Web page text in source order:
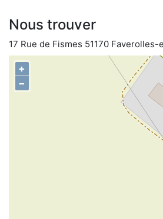
Nous trouver
17 Rue de Fismes 51170
+
−